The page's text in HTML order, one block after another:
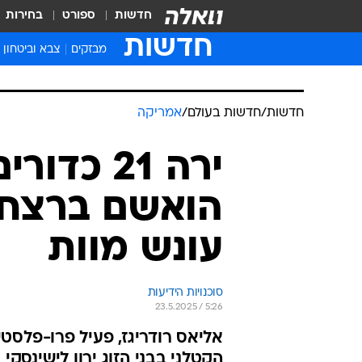
חדשות ספורט בחירות
חדשות מבזקים צבא וביטחון
חדשות/חדשות בעולם/אמריקה
ירה 21
הואשם
עונש מוות
סוכנויות הידיעות
23.5.2025 / 5:26
אליאס רודריגז, פעיל פרו-